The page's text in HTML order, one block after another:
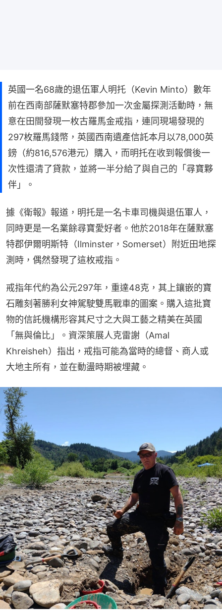
英國一名68歲的退伍軍人明托（Kevin Minto）數年
前在西南部薩默塞特郡參加一次金屬探測活動時，無
意在田間發現一枚古羅馬金戒指，連同現場發現的
297枚羅馬錢幣，英國西南遺產信託本月以78,000英
鎊（約816,576港元）購入，而明托在收到報償後一
次性還清了貸款，並將一半分給了與自己的「尋寶夥
伴」。
據《衛報》報道，明托是一名卡車司機與退伍軍人，
同時更是一名業餘尋寶愛好者。他於2018年在薩默塞
特郡伊爾明斯特（Ilminster，Somerset）附近田地探
測時，偶然發現了這枚戒指。
戒指年代約為公元297年，重達48克，其上鑲嵌的寶
石雕刻著勝利女神駕駛雙馬戰車的圖案。購入這批寶
物的信託機構形容其尺寸之大與工藝之精美在英國
「無與倫比」。資深策展人克雷謝（Amal
Khreisheh）指出，戒指可能為當時的總督、商人或
大地主所有，並在動盪時期被埋藏。